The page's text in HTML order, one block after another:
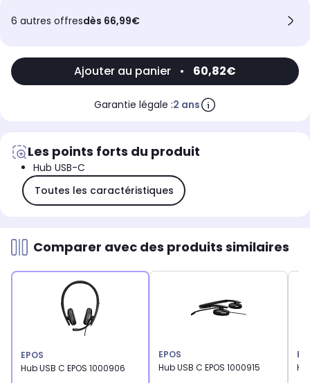
6 autres offresdès 66,99€
Ajouter au panier • 60,82€
Garantie légale :2 ans
Les points forts du produit
Hub USB-C
Toutes les caractéristiques
Comparer avec des produits similaires
EPOS
Hub USB C EPOS 1000906
EPOS
Hub USB C EPOS 1000915